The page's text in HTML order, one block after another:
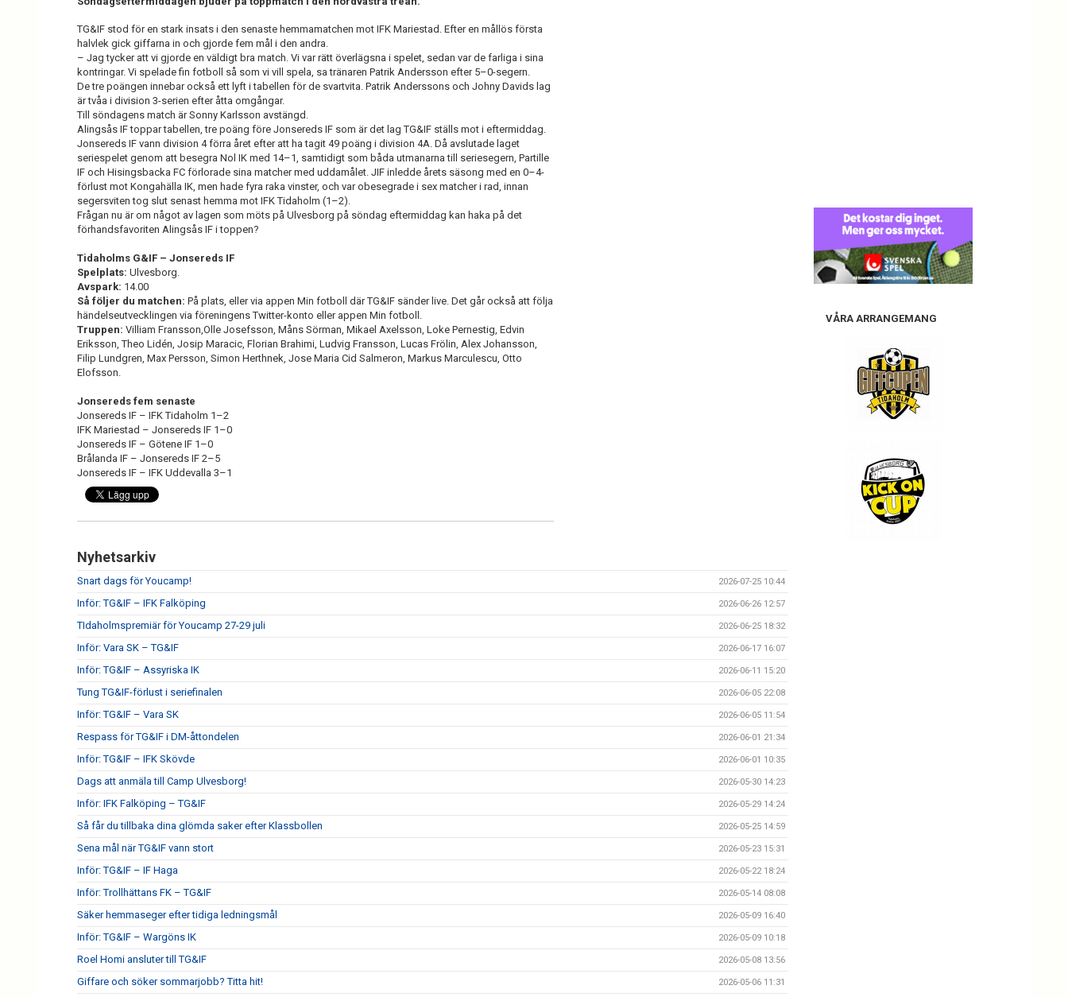
TG&IF stod för en stark insats i den senaste hemmamatchen mot IFK Mariestad. Efter en mållös första
halvlek gick giffarna in och gjorde fem mål i den andra.
– Jag tycker att vi gjorde en väldigt bra match. Vi var rätt överlägsna i spelet, sedan var de farliga i sina
kontringar. Vi spelade fin fotboll så som vi vill spela, sa tränaren Patrik Andersson efter 5–0-segern.
De tre poängen innebar också ett lyft i tabellen för de svartvita. Patrik Anderssons och Johny Davids lag
är tvåa i division 3-serien efter åtta omgångar.
Till söndagens match är Sonny Karlsson avstängd.
Alingsås IF toppar tabellen, tre poäng före Jonsereds IF som är det lag TG&IF ställs mot i eftermiddag.
Jonsereds IF vann division 4 förra året efter att ha tagit 49 poäng i division 4A. Då avslutade laget
seriespelet genom att besegra Nol IK med 14–1, samtidigt som båda utmanarna till seriesegern, Partille
IF och Hisingsbacka FC förlorade sina matcher med uddamålet. JIF inledde årets säsong med en 0–4-
förlust mot Kongahälla IK, men hade fyra raka vinster, och var obesegrade i sex matcher i rad, innan
segersviten tog slut senast hemma mot IFK Tidaholm (1–2).
Frågan nu är om något av lagen som möts på Ulvesborg på söndag eftermiddag kan haka på det
förhandsfavoriten Alingsås IF i toppen?
Tidaholms G&IF – Jonsereds IF
Spelplats: Ulvesborg.
Avspark: 14.00
Så följer du matchen: På plats, eller via appen Min fotboll där TG&IF sänder live. Det går också att följa
händelseutvecklingen via föreningens Twitter-konto eller appen Min fotboll.
Truppen: Villiam Fransson,Olle Josefsson, Måns Sörman, Mikael Axelsson, Loke Pernestig, Edvin
Eriksson, Theo Lidén, Josip Maracic, Florian Brahimi, Ludvig Fransson, Lucas Frölin, Alex Johansson,
Filip Lundgren, Max Persson, Simon Herthnek, Jose Maria Cid Salmeron, Markus Marculescu, Otto
Elofsson.
Jonsereds fem senaste
Jonsereds IF – IFK Tidaholm 1–2
IFK Mariestad – Jonsereds IF 1–0
Jonsereds IF – Götene IF 1–0
Brålanda IF – Jonsereds IF 2–5
Jonsereds IF – IFK Uddevalla 3–1
Nyhetsarkiv
Snart dags för Youcamp! 2026-07-25 10:44
Inför: TG&IF – IFK Falköping 2026-06-26 12:57
TIdaholmspremiär för Youcamp 27-29 juli 2026-06-25 18:32
Inför: Vara SK – TG&IF 2026-06-17 16:07
Inför: TG&IF – Assyriska IK 2026-06-11 15:20
Tung TG&IF-förlust i seriefinalen 2026-06-05 22:08
Inför: TG&IF – Vara SK 2026-06-05 11:54
Respass för TG&IF i DM-åttondelen 2026-06-01 21:34
Inför: TG&IF – IFK Skövde 2026-06-01 10:35
Dags att anmäla till Camp Ulvesborg! 2026-05-30 14:23
Inför: IFK Falköping – TG&IF 2026-05-29 14:24
Så får du tillbaka dina glömda saker efter Klassbollen 2026-05-25 14:59
Sena mål när TG&IF vann stort 2026-05-23 15:31
Inför: TG&IF – IF Haga 2026-05-22 18:24
Inför: Trollhättans FK – TG&IF 2026-05-14 08:08
Säker hemmaseger efter tidiga ledningsmål 2026-05-09 16:40
Inför: TG&IF – Wargöns IK 2026-05-09 10:18
Roel Homi ansluter till TG&IF 2026-05-08 13:56
Giffare och söker sommarjobb? Titta hit! 2026-05-06 11:31
VÅRA ARRANGEMANG